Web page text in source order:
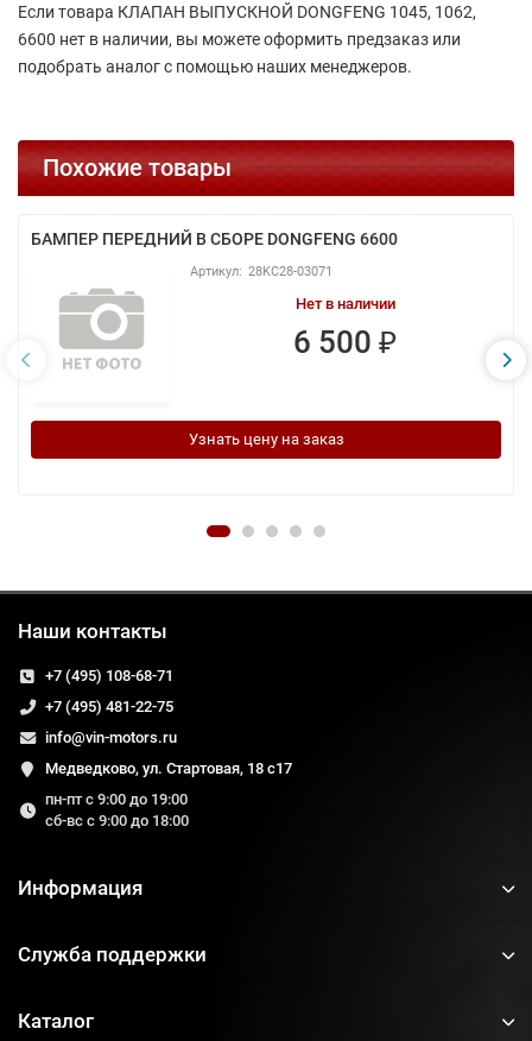
Если товара КЛАПАН ВЫПУСКНОЙ DONGFENG 1045, 1062,
6600 нет в наличии, вы можете оформить предзаказ или
подобрать аналог с помощью наших менеджеров.
Похожие товары
БАМПЕР ПЕРЕДНИЙ В СБОРЕ DONGFENG 6600
28KC28-03071
Нет в наличии
6 500 ₽
Узнать цену на заказ
Наши контакты
+7 (495) 108-68-71
+7 (495) 481-22-75
info@vin-motors.ru
Медведково, ул. Стартовая, 18 с17
пн-пт с 9:00 до 19:00
сб-вс с 9:00 до 18:00
Информация
Служба поддержки
Каталог